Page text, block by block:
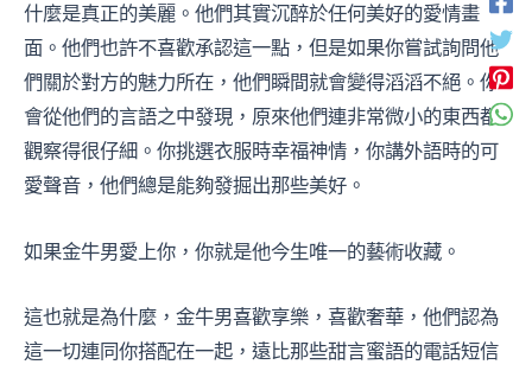
什麼是真正的美麗。他們其實沉醉於任何美好的愛情畫
面。他們也許不喜歡承認這一點，但是如果你嘗試詢問他
們關於對方的魅力所在，他們瞬間就會變得滔滔不絕。你
會從他們的言語之中發現，原來他們連非常微小的東西都
觀察得很仔細。你挑選衣服時幸福神情，你講外語時的可
愛聲音，他們總是能夠發掘出那些美好。
如果金牛男愛上你，你就是他今生唯一的藝術收藏。
這也就是為什麼，金牛男喜歡享樂，喜歡奢華，他們認為
這一切連同你搭配在一起，遠比那些甜言蜜語的電話短信